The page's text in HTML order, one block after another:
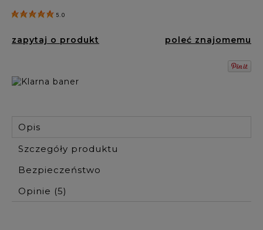
5.0
zapytaj o produkt poleć znajomemu
Opis
Szczegóły produktu
Bezpieczeństwo
Opinie (5)